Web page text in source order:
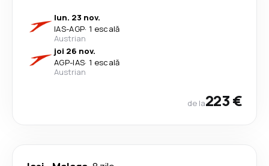
lun. 23 nov.
IAS-AGP· 1 escală
Austrian
joi 26 nov.
AGP-IAS· 1 escală
Austrian
de la223 €